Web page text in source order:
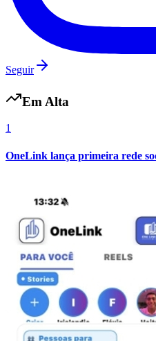
Internacional
Seguir
Em Alta
1
OneLink lança primeira rede